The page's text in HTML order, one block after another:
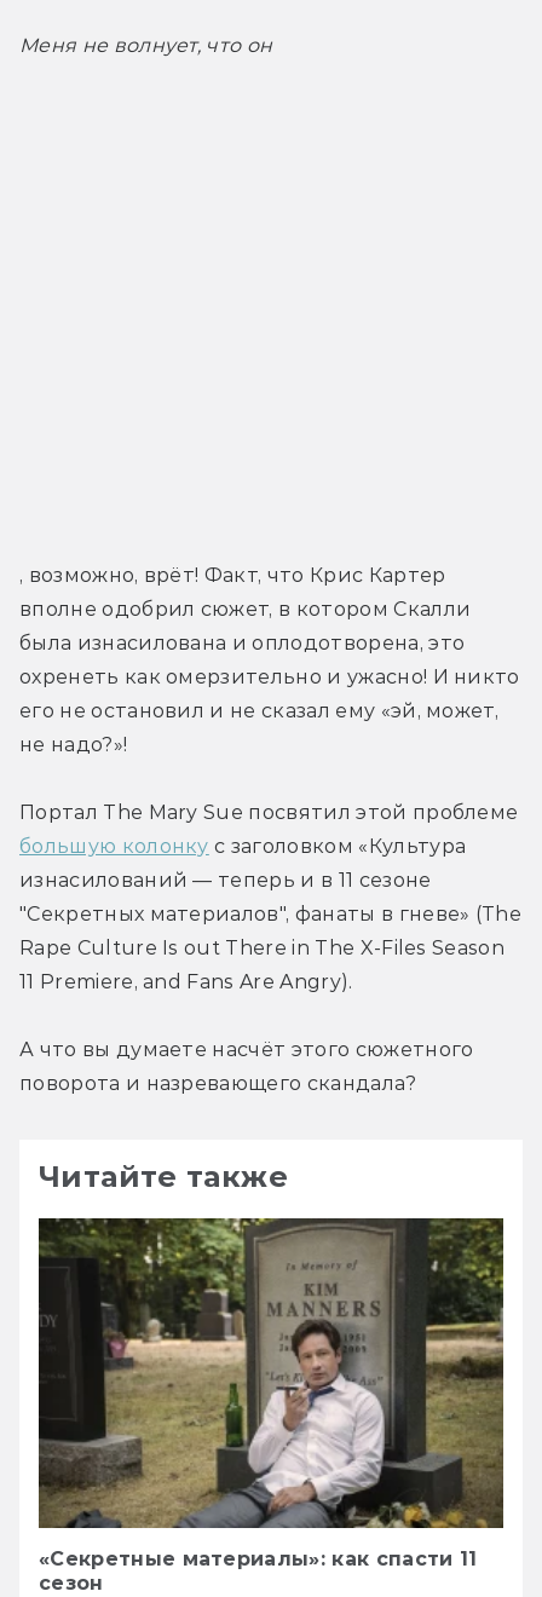
Меня не волнует, что он
, возможно, врёт! Факт, что Крис Картер
вполне одобрил сюжет, в котором Скалли
была изнасилована и оплодотворена, это
охренеть как омерзительно и ужасно! И никто
его не остановил и не сказал ему «эй, может,
не надо?»!
большую колонку с заголовком «Культура
изнасилований — теперь и в 11 сезоне
"Секретных материалов", фанаты в гневе» (The
Rape Culture Is out There in The X-Files Season
11 Premiere, and Fans Are Angry).
А что вы думаете насчёт этого сюжетного
поворота и назревающего скандала?
Читайте также
«Секретные материалы»: как спасти 11
сезон